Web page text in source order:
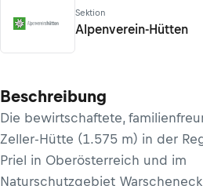
Sektion
Alpenverein-Hütten
Beschreibung
Die bewirtschaftete,
Zeller-Hütte (1.575 m) in der
Priel in Oberösterreich und im
Naturschutzgebiet